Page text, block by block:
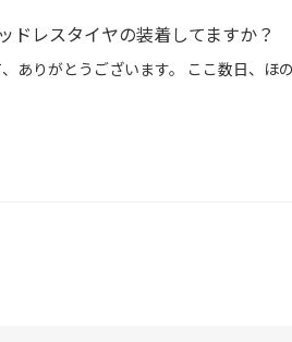
ドレスタイヤの装着してますか？